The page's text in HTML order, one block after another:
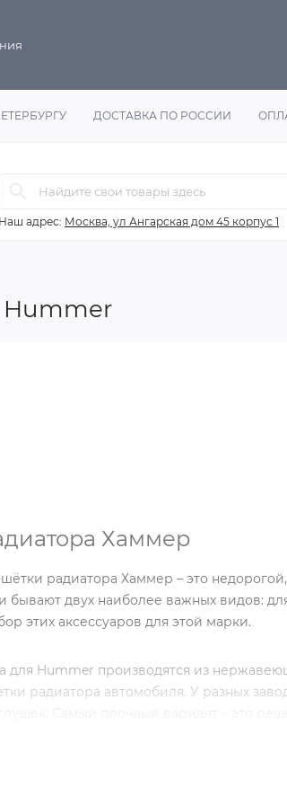
ДОСТАВКА ПО РОССИИ
Наш адрес: Москва, ул Ангарская дом 45 корпус 1
Hummer
Хаммер
радиатора Хаммер – это
бывают двух наиболее важных видов:
этих аксессуаров для этой марки.
Hummer производятся из
радиатора автомобиля. У разных